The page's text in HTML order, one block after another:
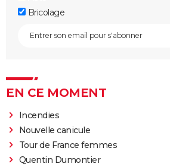
Bricolage
EN CE MOMENT
Incendies
Nouvelle canicule
Tour de France femmes
Quentin Dumontier